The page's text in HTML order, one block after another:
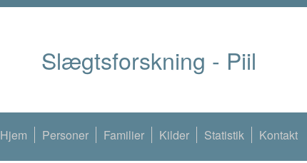
Slægtsforskning - Piil
Hjem Personer Familier Kilder Statistik Kontakt